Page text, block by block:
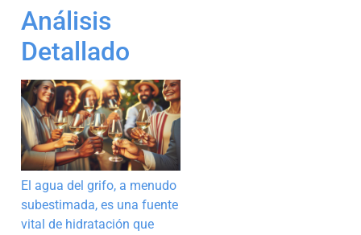
Análisis
Detallado
El agua del grifo, a menudo
subestimada, es una fuente
vital de hidratación que